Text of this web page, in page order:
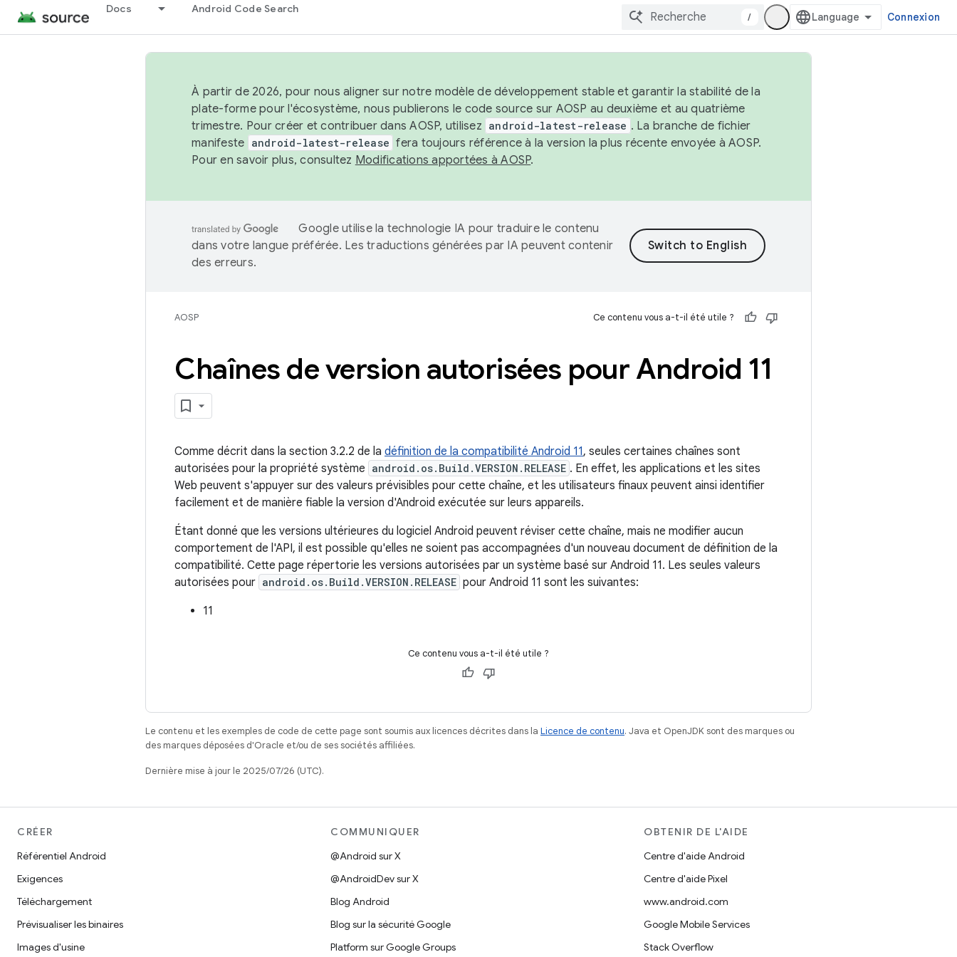
Docs Android Code Search
/ Connexion
À partir de 2026, pour nous aligner sur notre modèle de développement stable et garantir la stabilité de la
plate-forme pour l'écosystème, nous publierons le code source sur AOSP au deuxième et au quatrième
trimestre. Pour créer et contribuer dans AOSP, utilisez android-latest-release . La branche de fichier
manifeste android-latest-release fera toujours référence à la version la plus récente envoyée à AOSP.
Pour en savoir plus, consultez Modifications apportées à AOSP.
Google utilise la technologie IA pour traduire le contenu
dans votre langue préférée. Les traductions générées par IA peuvent contenir
des erreurs.
AOSP Ce contenu vous a-t-il été utile ?
Chaînes de version autorisées pour Android 11
Comme décrit dans la section 3.2.2 de la définition de la compatibilité Android 11, seules certaines chaînes sont
autorisées pour la propriété système android.os.Build.VERSION.RELEASE . En effet, les applications et les sites
Web peuvent s'appuyer sur des valeurs prévisibles pour cette chaîne, et les utilisateurs finaux peuvent ainsi identifier
facilement et de manière fiable la version d'Android exécutée sur leurs appareils.
Étant donné que les versions ultérieures du logiciel Android peuvent réviser cette chaîne, mais ne modifier aucun
comportement de l'API, il est possible qu'elles ne soient pas accompagnées d'un nouveau document de définition de la
compatibilité. Cette page répertorie les versions autorisées par un système basé sur Android 11. Les seules valeurs
autorisées pour android.os.Build.VERSION.RELEASE pour Android 11 sont les suivantes:
11
Ce contenu vous a-t-il été utile ?
Le contenu et les exemples de code de cette page sont soumis aux licences décrites dans la Licence de contenu. Java et OpenJDK sont des marques ou
des marques déposées d'Oracle et/ou de ses sociétés affiliées.
Dernière mise à jour le 2025/07/26 (UTC).
CRÉER
Référentiel Android
Exigences
Téléchargement
Prévisualiser les binaires
Images d'usine
COMMUNIQUER
@Android sur X
@AndroidDev sur X
Blog Android
Blog sur la sécurité Google
Platform sur Google Groups
OBTENIR DE L'AIDE
Centre d'aide Android
Centre d'aide Pixel
www.android.com
Google Mobile Services
Stack Overflow